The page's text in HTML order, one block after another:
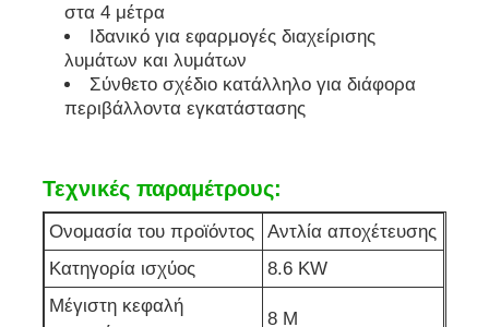
αντλία αποχέτευσης
στα 4 μέτρα
Ιδανικό για εφαρμογές διαχείρισης
λυμάτων και λυμάτων
Σύνθετο σχέδιο κατάλληλο για διάφορα
περιβάλλοντα εγκατάστασης
Τεχνικές παραμέτρους:
Ονομασία του προϊόντος
Αντλία αποχέτευσης
Κατηγορία ισχύος
8.6 KW
Μέγιστη κεφαλή
8 M